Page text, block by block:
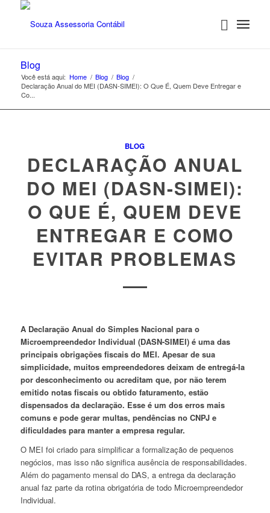
Blog
Você está aqui: Home / Blog / Blog /
Declaração Anual do MEI (DASN-SIMEI): O Que É, Quem Deve Entregar e
Co...
BLOG
DECLARAÇÃO ANUAL
DO MEI (DASN-SIMEI):
O QUE É, QUEM DEVE
ENTREGAR E COMO
EVITAR PROBLEMAS
A Declaração Anual do Simples Nacional para o
Microempreendedor Individual (DASN-SIMEI) é uma das
principais obrigações fiscais do MEI. Apesar de sua
simplicidade, muitos empreendedores deixam de entregá-la
por desconhecimento ou acreditam que, por não terem
emitido notas fiscais ou obtido faturamento, estão
dispensados da declaração. Esse é um dos erros mais
comuns e pode gerar multas, pendências no CNPJ e
dificuldades para manter a empresa regular.
O MEI foi criado para simplificar a formalização de pequenos
negócios, mas isso não significa ausência de responsabilidades.
Além do pagamento mensal do DAS, a entrega da declaração
anual faz parte da rotina obrigatória de todo Microempreendedor
Individual.